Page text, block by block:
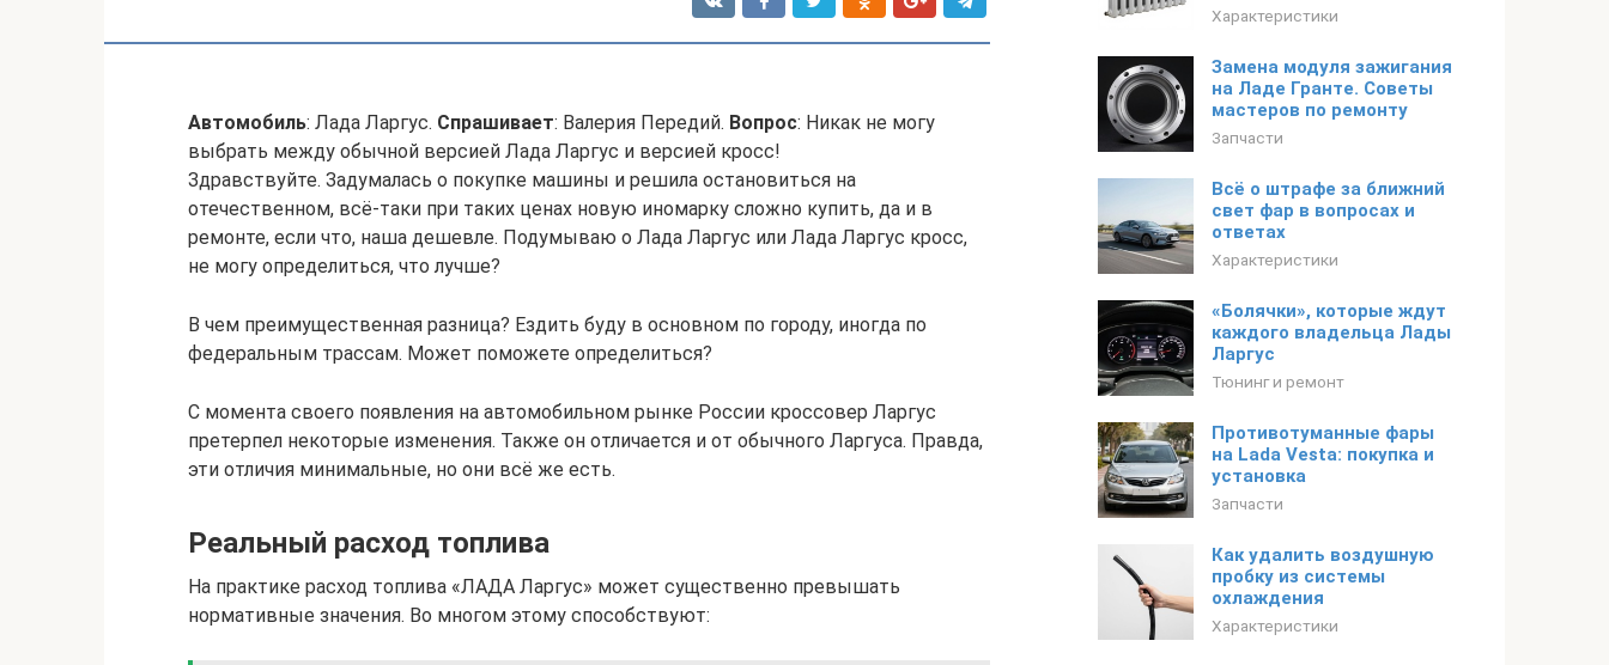
Автомобиль: Лада Ларгус. Спрашивает: Валерия Передий. Вопрос: Никак не могу
выбрать между обычной версией Лада Ларгус и версией кросс!
Здравствуйте. Задумалась о покупке машины и решила остановиться на
отечественном, всё-таки при таких ценах новую иномарку сложно купить, да и в
ремонте, если что, наша дешевле. Подумываю о Лада Ларгус или Лада Ларгус кросс,
не могу определиться, что лучше?
В чем преимущественная разница? Ездить буду в основном по городу, иногда по
федеральным трассам. Может поможете определиться?
С момента своего появления на автомобильном рынке России кроссовер Ларгус
претерпел некоторые изменения. Также он отличается и от обычного Ларгуса. Правда,
эти отличия минимальные, но они всё же есть.
Реальный расход топлива
На практике расход топлива «ЛАДА Ларгус» может существенно превышать
нормативные значения. Во многом этому способствуют:
Характеристики
Замена модуля зажигания
на Ладе Гранте. Советы
мастеров по ремонту
Запчасти
Всё о штрафе за ближний
свет фар в вопросах и
ответах
Характеристики
«Болячки», которые ждут
каждого владельца Лады
Ларгус
Тюнинг и ремонт
Противотуманные фары
на Lada Vesta: покупка и
установка
Запчасти
Как удалить воздушную
пробку из системы
охлаждения
Характеристики